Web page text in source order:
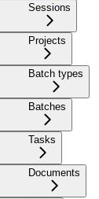
Sessions
Projects
Batch types
Batches
Tasks
Documents